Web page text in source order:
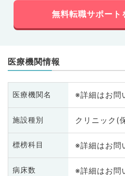
無料転職サポート
医療機関情報
医療機関名 ※詳細はお問
施設種別 クリニック(
標榜科目 ※詳細はお問
病床数 ※詳細はお問